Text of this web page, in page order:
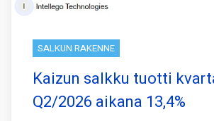
SALKUN RAKENNE
Kaizun salkku tuotti
Q2/2026 aikana 13,4%